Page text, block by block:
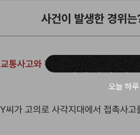
사건이 발생한 경위는
통사고와 척추 질환 등으로 인해
씨가 고의로 사각지대에서 접촉사